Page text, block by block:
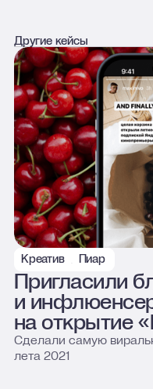
Другие кейсы
Яндекс Плюс
Креатив Пиар
Пригласили
и
на открытие
Сделали самую
лета 2021